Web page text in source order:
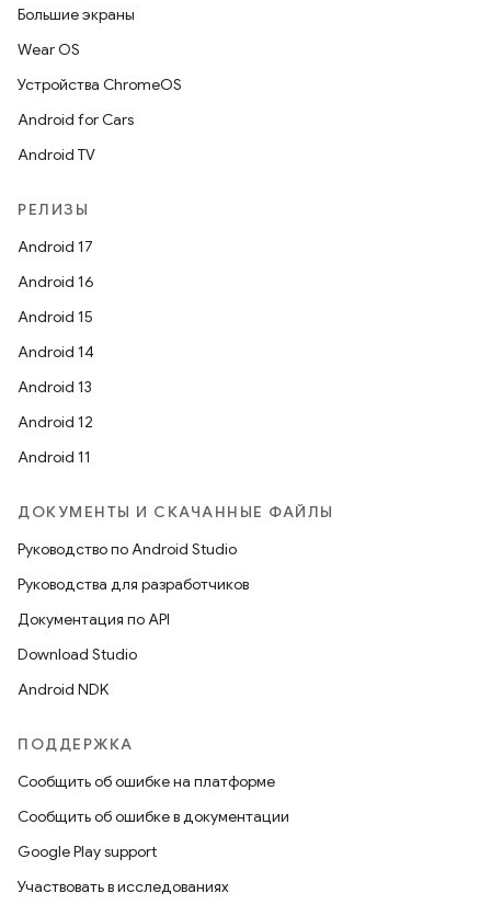
Большие экраны
Wear OS
Устройства ChromeOS
Android for Cars
Android TV
РЕЛИЗЫ
Android 17
Android 16
Android 15
Android 14
Android 13
Android 12
Android 11
ДОКУМЕНТЫ И СКАЧАННЫЕ ФАЙЛЫ
Руководство по Android Studio
Руководства для разработчиков
Документация по API
Download Studio
Android NDK
ПОДДЕРЖКА
Сообщить об ошибке на платформе
Сообщить об ошибке в документации
Google Play support
Участвовать в исследованиях